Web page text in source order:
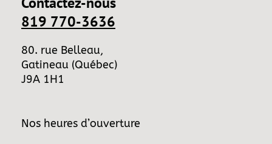
819 770-3636
80. rue Belleau,
Gatineau (Québec)
J9A 1H1
Nos heures d’ouverture